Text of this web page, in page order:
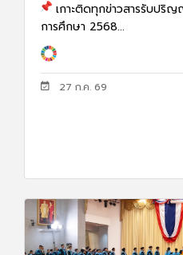
เกาะติดทุกข่าวสารรับป
การศึกษา 2568...
27 ก.ค. 69